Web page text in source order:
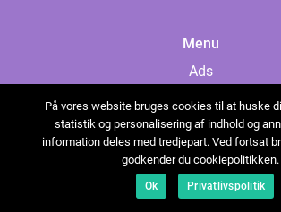
Menu
Ads
Cookies
Contact
Sitemap
På vores website bruges cookies til at huske
statistik og personalisering af indhold og
information deles med tredjepart. Ved fortsat
godkender du cookiepolitikken.
Ok Privatlivspolitik